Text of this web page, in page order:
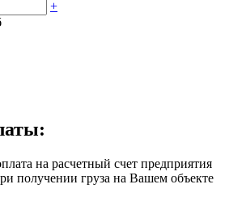
+
на расчетный счет предприятия
получении груза на Вашем объекте